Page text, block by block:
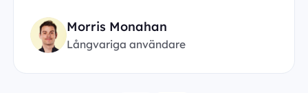
Morris Monahan
Långvariga användare